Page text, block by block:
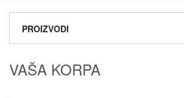
PROIZVODI
VAŠA KORPA